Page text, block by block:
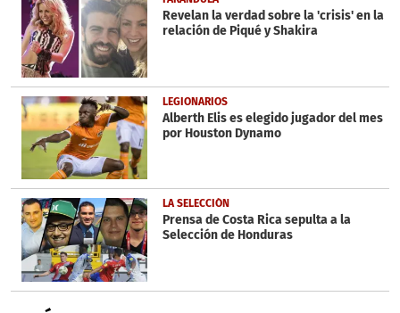
minutes,
49
seconds
Revelan la verdad sobre la 'crisis' en la
relación de Piqué y Shakira
LEGIONARIOS
Alberth Elis es elegido jugador del mes
por Houston Dynamo
LA SELECCIÓN
Prensa de Costa Rica sepulta a la
Selección de Honduras